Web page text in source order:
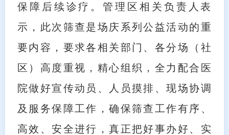
保障后续诊疗。管理区相关负责人表
示，此次筛查是场庆系列公益活动的重
要内容，要求各相关部门、各分场（社
区）高度重视，精心组织，全力配合医
院做好宣传动员、人员摸排、现场协调
及服务保障工作，确保筛查工作有序、
高效、安全进行，真正把好事办好、实